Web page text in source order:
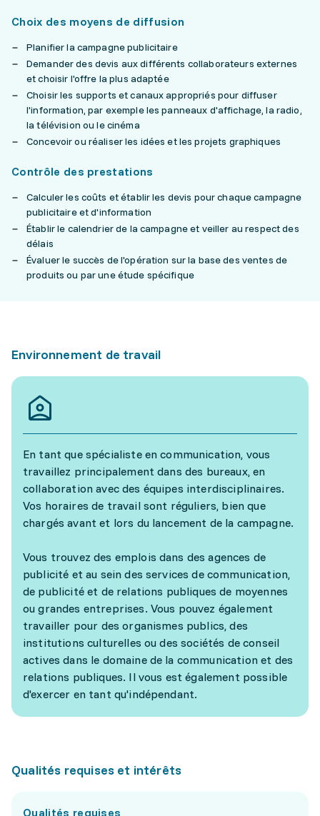
Choix des moyens de diffusion
Planifier la campagne publicitaire
Demander des devis aux différents collaborateurs externes
et choisir l'offre la plus adaptée
Choisir les supports et canaux appropriés pour diffuser
l'information, par exemple les panneaux d'affichage, la radio,
la télévision ou le cinéma
Concevoir ou réaliser les idées et les projets graphiques
Contrôle des prestations
Calculer les coûts et établir les devis pour chaque campagne
publicitaire et d'information
Établir le calendrier de la campagne et veiller au respect des
délais
Évaluer le succès de l'opération sur la base des ventes de
produits ou par une étude spécifique
Environnement de travail
En tant que spécialiste en communication, vous
travaillez principalement dans des bureaux, en
collaboration avec des équipes interdisciplinaires.
Vos horaires de travail sont réguliers, bien que
chargés avant et lors du lancement de la campagne.
Vous trouvez des emplois dans des agences de
publicité et au sein des services de communication,
de publicité et de relations publiques de moyennes
ou grandes entreprises. Vous pouvez également
travailler pour des organismes publics, des
institutions culturelles ou des sociétés de conseil
actives dans le domaine de la communication et des
relations publiques. Il vous est également possible
d'exercer en tant qu'indépendant.
Qualités requises et intérêts
Qualités requises